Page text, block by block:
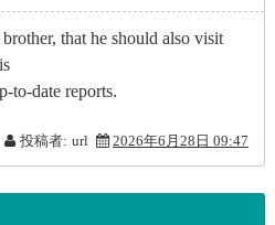
that he should also visit
to-date reports.
投稿者: url 2026年6月28日 09:47